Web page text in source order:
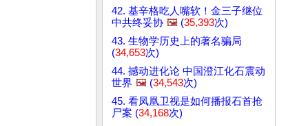
42. 基辛格吃人嘴软！金三子继位
中共终妥协 🖼️ (35,393次)
43. 生物学历史上的著名骗局
(34,653次)
44. 撼动进化论 中国澄江化石震动
世界 🖼️ (34,543次)
45. 看凤凰卫视是如何播报石首抢
尸案 (34,168次)